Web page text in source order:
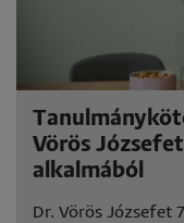
Vörös
alkalmából
Dr. Vörös Józsefet